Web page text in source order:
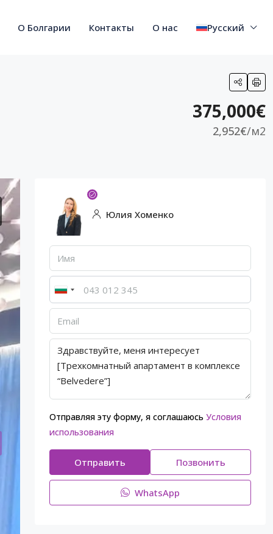
О Болгарии Контакты О нас Русский
375,000€
2,952€/м2
Юлия Хоменко
Отправляя эту форму, я соглашаюсь Условия
использования
Отправить Позвонить
WhatsApp